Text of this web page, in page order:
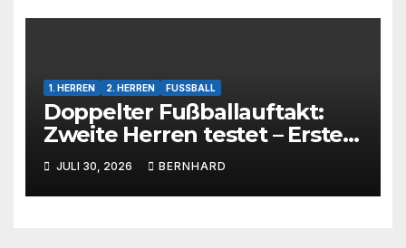
1. HERREN 2. HERREN FUSSBALL
Doppelter Fußballauftakt:
Zweite Herren testet – Erste
Herren startet im Kreispokal
JULI 30, 2026 BERNHARD